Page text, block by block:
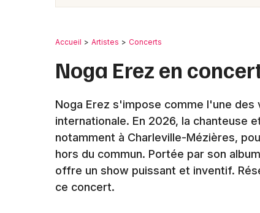
Accueil Artistes Concerts
Noga Erez en
Noga Erez s'impose comme l'une
internationale. En 2026, la chanteuse
notamment à Charleville-Mézières,
hors du commun. Portée par son album
offre un show puissant et inventif.
ce concert.